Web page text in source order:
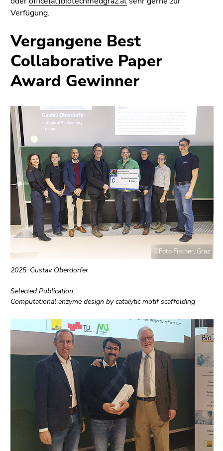
Verfügung.
Vergangene Best
Collaborative Paper
Award Gewinner
©Foto Fischer, Graz
2025: Gustav Oberdorfer
Selected Publication:
Computational enzyme design by catalytic motif scaffolding